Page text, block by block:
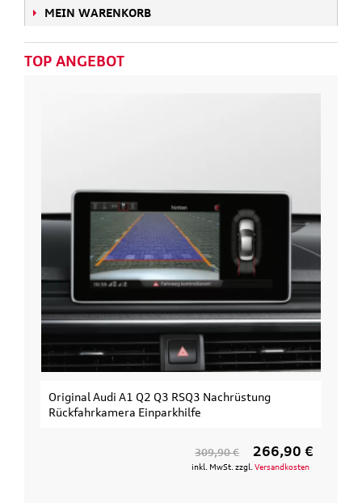
MEIN WARENKORB
TOP ANGEBOT
Original Audi A1 Q2 Q3 RSQ3 Nachrüstung
Rückfahrkamera Einparkhilfe
309,90 € 266,90 €
inkl. MwSt. zzgl. Versandkosten